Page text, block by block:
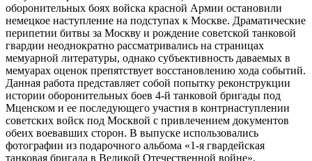
оборонительных боях войска красной Армии остановили
немецкое наступление на подступах к Москве. Драматические
перипетии битвы за Москву и рождение советской танковой
гвардии неоднократно рассматривались на страницах
мемуарной литературы, однако субъективность даваемых в
мемуарах оценок препятствует восстановлению хода событий.
Данная работа представляет собой попытку реконструкции
истории оборонительных боев 4-й танковой бригады под
Мценском и ее последующего участия в контрнаступлении
советских войск под Москвой с привлечением документов
обеих воевавших сторон. В выпуске использовались
фотографии из подарочного альбома «1-я гвардейская
танковая бригада в Великой Отечественной войне»,